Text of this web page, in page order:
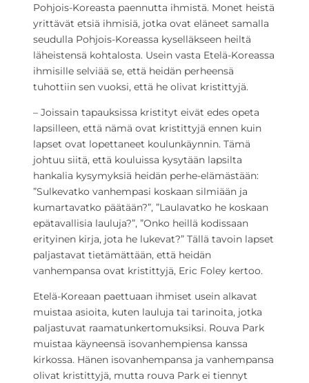
Pohjois-Koreasta paennutta ihmistä. Monet heistä
yrittävät etsiä ihmisiä, jotka ovat eläneet samalla
seudulla Pohjois-Koreassa kyselläkseen heiltä
läheistensä kohtalosta. Usein vasta Etelä-Koreassa
ihmisille selviää se, että heidän perheensä
tuhottiin sen vuoksi, että he olivat kristittyjä.
– Joissain tapauksissa kristityt eivät edes opeta
lapsilleen, että nämä ovat kristittyjä ennen kuin
lapset ovat lopettaneet koulunkäynnin. Tämä
johtuu siitä, että kouluissa kysytään lapsilta
hankalia kysymyksiä heidän perhe-elämästään:
”Sulkevatko vanhempasi koskaan silmiään ja
kumartavatko päätään?”, ”Laulavatko he koskaan
epätavallisia lauluja?”, ”Onko heillä kodissaan
erityinen kirja, jota he lukevat?” Tällä tavoin lapset
paljastavat tietämättään, että heidän
vanhempansa ovat kristittyjä, Eric Foley kertoo.
Etelä-Koreaan paettuaan ihmiset usein alkavat
muistaa asioita, kuten lauluja tai tarinoita, jotka
paljastuvat raamatunkertomuksiksi. Rouva Park
muistaa käyneensä isovanhempiensa kanssa
kirkossa. Hänen isovanhempansa ja vanhempansa
olivat kristittyjä, mutta rouva Park ei tiennyt